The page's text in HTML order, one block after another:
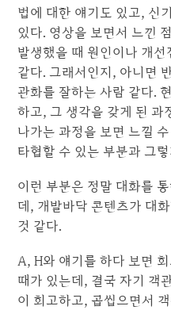
법에 대한 얘기도 있고, 신
있다. 영상을 보면서 느낀
발생했을 때 원인이나 개
같다. 그래서인지, 아니면
관화를 잘하는 사람 같다.
하고, 그 생각을 갖게 된 과
나가는 과정을 보면 느낄
타협할 수 있는 부분과 그
이런 부분은 정말 대화를
데, 개발바닥 콘텐츠가 대
것 같다.
A, H와 얘기를 하다 보면
때가 있는데, 결국 자기 객
이 회고하고, 곱씹으면서